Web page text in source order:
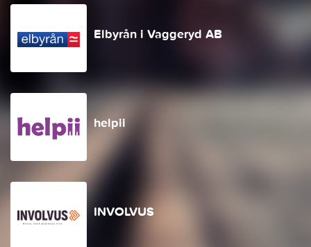
Elbyrån i Vaggeryd AB
helpii
INVOLVUS